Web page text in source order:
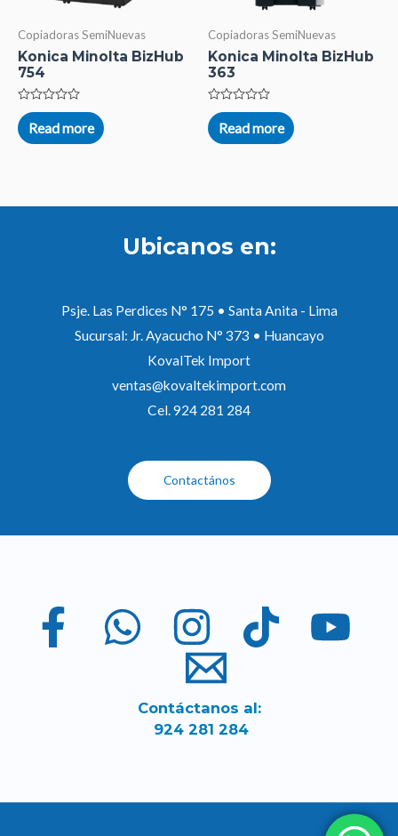
Copiadoras SemiNuevas
Konica Minolta BizHub
754
Rated
0
out
of
Read more
Copiadoras SemiNuevas
Konica Minolta BizHub
363
Rated
0
out
of
Read more
Ubicanos en:
Psje. Las Perdices N° 175 • Santa Anita - Lima
Sucursal: Jr. Ayacucho N° 373 • Huancayo
KovalTek Import
ventas@kovaltekimport.com
Cel. 924 281 284
Contactános
Contáctanos al:
924 281 284